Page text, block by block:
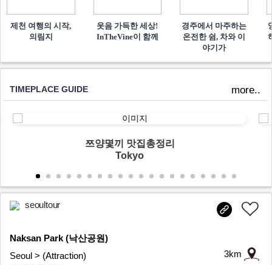
제천 여행의 시작,
의림지
웃음 가득한 세상!
InTheVine이 함께​
경주에서 마주하는
온전한 쉼, 차와 이
야기가
TIMEPLACE GUIDE more..
쯔양몇끼 맛집총정리
Tokyo
seoultour
Naksan Park (낙산공원)
Seoul > (Attraction)
3km